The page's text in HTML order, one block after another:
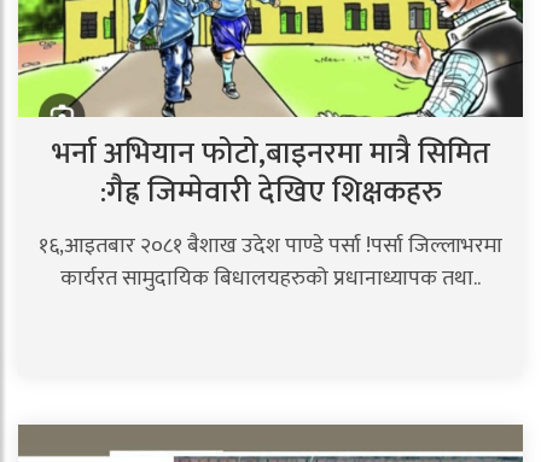
भर्ना अभियान फोटो,बाइनरमा मात्रै सिमित
:गैह्र जिम्मेवारी देखिए शिक्षकहरु
१६,आइतबार २०८१ बैशाख उदेश पाण्डे पर्सा !पर्सा जिल्लाभरमा
कार्यरत सामुदायिक बिधालयहरुको प्रधानाध्यापक तथा..